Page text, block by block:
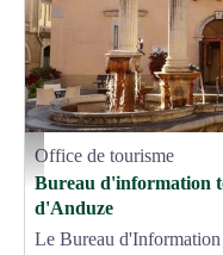
bi1 - Cévennes Tourisme
Office de tourisme
Bureau d'information
d'Anduze
Le Bureau